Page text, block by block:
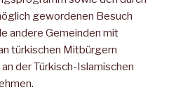
gewordenen Besuch
andere Gemeinden mit
türkischen Mitbürgern
der Türkisch-Islamischen